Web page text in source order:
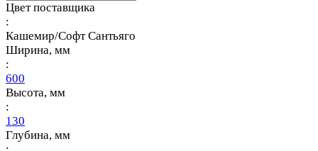
Цвет поставщика
:
Кашемир/Софт Сантьяго
Ширина, мм
:
600
Высота, мм
:
130
Глубина, мм